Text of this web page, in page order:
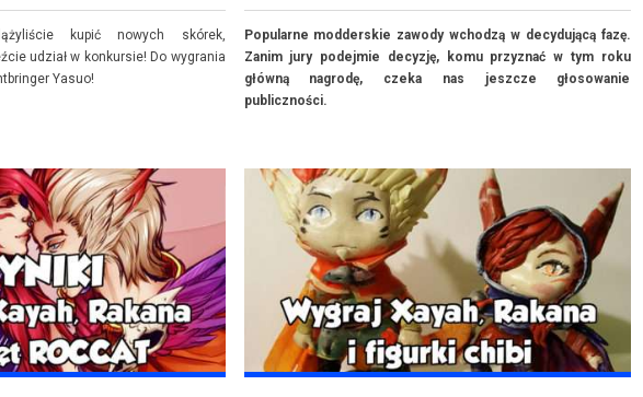
kupić nowych skórek,
udział w konkursie! Do wygrania
Yasuo!
Popularne modderskie zawody wchodzą w decydującą fazę.
Zanim jury podejmie decyzję, komu przyznać w tym roku
główną nagrodę, czeka nas jeszcze głosowanie
publiczności.